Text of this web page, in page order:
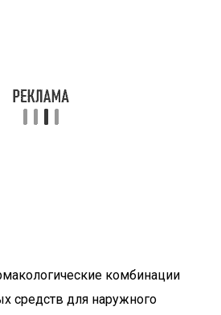
комбинации
средств для наружного